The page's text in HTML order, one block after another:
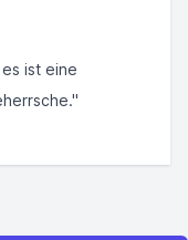
ist eine